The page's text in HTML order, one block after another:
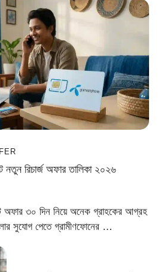
নতুন রিচার্জ অফার তালিকা ২০২৬
অফার ৩০ দিন নিয়ে অনেক গ্রাহকের আগ্রহ
সুযোগ পেতে গ্রামীণফোনের …